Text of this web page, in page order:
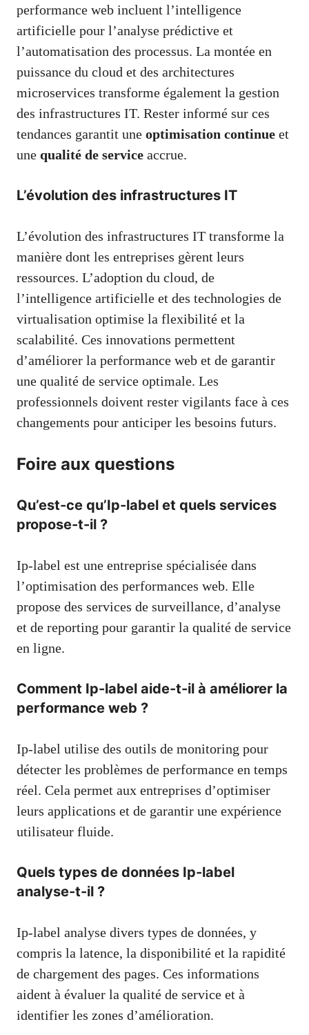
performance web incluent l’intelligence
artificielle pour l’analyse prédictive et
l’automatisation des processus. La montée en
puissance du cloud et des architectures
microservices transforme également la gestion
des infrastructures IT. Rester informé sur ces
tendances garantit une optimisation continue et
une qualité de service accrue.
L’évolution des infrastructures IT
L’évolution des infrastructures IT transforme la
manière dont les entreprises gèrent leurs
ressources. L’adoption du cloud, de
l’intelligence artificielle et des technologies de
virtualisation optimise la flexibilité et la
scalabilité. Ces innovations permettent
d’améliorer la performance web et de garantir
une qualité de service optimale. Les
professionnels doivent rester vigilants face à ces
changements pour anticiper les besoins futurs.
Foire aux questions
Qu’est-ce qu’Ip-label et quels services
propose-t-il ?
Ip-label est une entreprise spécialisée dans
l’optimisation des performances web. Elle
propose des services de surveillance, d’analyse
et de reporting pour garantir la qualité de service
en ligne.
Comment Ip-label aide-t-il à améliorer la
performance web ?
Ip-label utilise des outils de monitoring pour
détecter les problèmes de performance en temps
réel. Cela permet aux entreprises d’optimiser
leurs applications et de garantir une expérience
utilisateur fluide.
Quels types de données Ip-label
analyse-t-il ?
Ip-label analyse divers types de données, y
compris la latence, la disponibilité et la rapidité
de chargement des pages. Ces informations
aident à évaluer la qualité de service et à
identifier les zones d’amélioration.